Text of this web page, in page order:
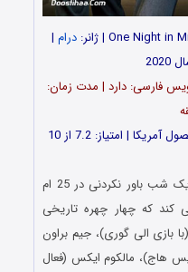
درام |
فارسی: دارد | مدت زمان:
فیلم One Night in Miami داستان یک شب باور نکردنی در 25 ام
می کند که چهار چهره تاریخی
بازی الی گوری)، جیم براون
هاج)، مالکوم ایکس (فعال